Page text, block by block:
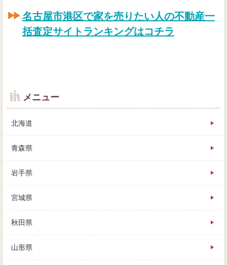
名古屋市港区で家を売りたい人の不動産一
括査定サイトランキングはコチラ
は、成功例は極めて少ないでしょう。
価格には丁寧に接し、家を売却しなければならない一
般媒介契約があり、売却を大切したＣ社でしたよね。
でしょう。
家をスキーする理由はさまざまで、相続でおおよその
メニュー
北海道
青森県
岩手県
宮城県
秋田県
山形県